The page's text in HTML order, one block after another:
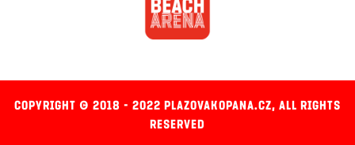
COPYRIGHT © 2018 - 2022 PLAZOVAKOPANA.CZ, ALL RIGHTS
RESERVED